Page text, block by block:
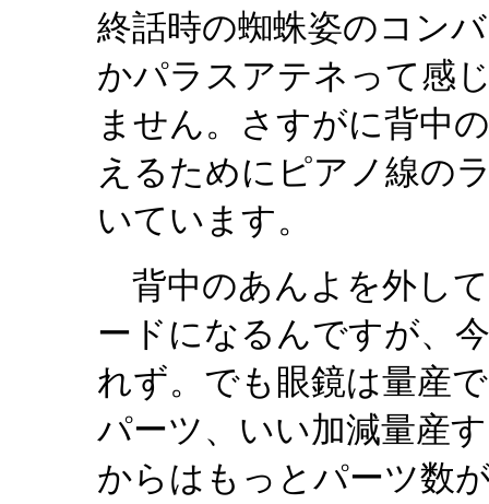
終話時の蜘蛛姿のコン
かパラスアテネって感
ません。さすがに背中
えるためにピアノ線の
いています。
背中のあんよを外し
ードになるんですが、
れず。でも眼鏡は量産
パーツ、いい加減量産
からはもっとパーツ数